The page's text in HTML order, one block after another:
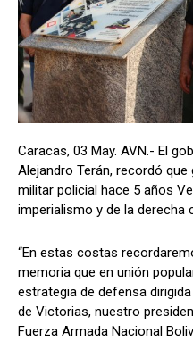
Caracas, 03 May. AVN.- El
Alejandro Terán, recordó
militar policial hace 5 años
imperialismo y de la derecha
“En estas costas
memoria que en unión
estrategia de defensa
de Victorias, nuestro
Fuerza Armada Nacional